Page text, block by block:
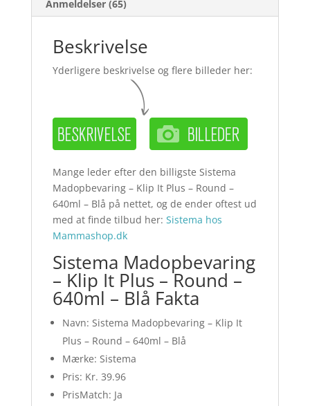
Anmeldelser (65)
Beskrivelse
Yderligere beskrivelse og flere billeder her:
Mange leder efter den billigste Sistema
Madopbevaring – Klip It Plus – Round –
640ml – Blå på nettet, og de ender oftest ud
med at finde tilbud her: Sistema hos
Mammashop.dk
Sistema Madopbevaring
– Klip It Plus – Round –
640ml – Blå Fakta
Navn: Sistema Madopbevaring – Klip It
Plus – Round – 640ml – Blå
Mærke: Sistema
Pris: Kr. 39.96
PrisMatch: Ja